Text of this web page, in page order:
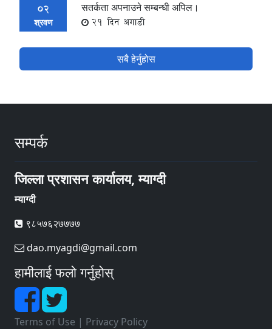
02
श्रवण
सतर्कता अपनाउने सम्बन्धी अपिल।
21 दिन अगाडी
सबै हेर्नुहोस
सम्पर्क
जिल्ला प्रशासन कार्यालय, म्याग्दी
म्याग्दी
९८५७६२७७७७
dao.myagdi@gmail.com
हामीलाई फलो गर्नुहोस्
Terms of Use | Privacy Policy